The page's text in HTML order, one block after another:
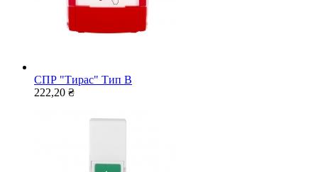
СПР "Тирас" Тип В
222,20 ₴